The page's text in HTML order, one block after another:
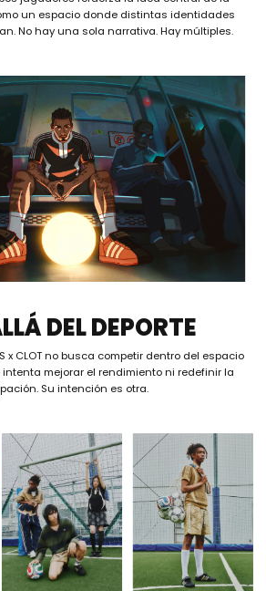
un espacio donde distintas identidades
No hay una sola narrativa. Hay múltiples.
DEL DEPORTE
x CLOT no busca competir dentro del espacio
intenta mejorar el rendimiento ni redefinir la
Su intención es otra.